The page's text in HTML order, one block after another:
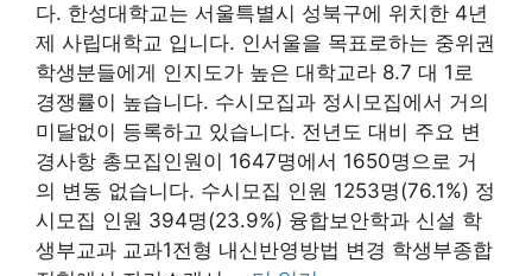
다. 한성대학교는 서울특별시 성북구에 위치한 4년
제 사립대학교 입니다. 인서울을 목표로하는 중위권
학생분들에게 인지도가 높은 대학교라 8.7 대 1로
경쟁률이 높습니다. 수시모집과 정시모집에서 거의
미달없이 등록하고 있습니다. 전년도 대비 주요 변
경사항 총모집인원이 1647명에서 1650명으로 거
의 변동 없습니다. 수시모집 인원 1253명(76.1%) 정
시모집 인원 394명(23.9%) 융합보안학과 신설 학
생부교과 교과1전형 내신반영방법 변경 학생부종합